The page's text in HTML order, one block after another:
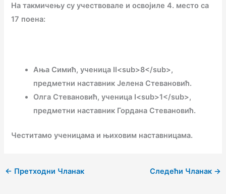
На такмичењу су учествовале и освојиле 4. место са
17 поена:
Ања Симић, ученица II<sub>8</sub>,
предметни наставник Јелена Стевановић.
Олга Стевановић, ученица I<sub>1</sub>,
предметни наставник Гордана Стевановић.
Честитамо ученицама и њиховим наставницама.
← Претходни Чланак Следећи Чланак →